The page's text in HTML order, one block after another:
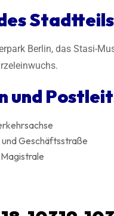
Stadtteils
Berlin, das Stasi-
und
Geschäftsstraße